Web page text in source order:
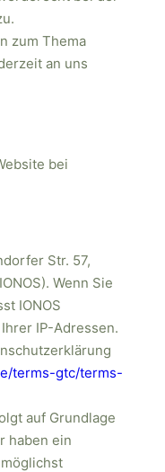
zum Thema
an uns
bei
Str. 57,
Wenn Sie
IONOS
IP-Adressen.
terms-gtc/terms-
auf Grundlage
haben ein